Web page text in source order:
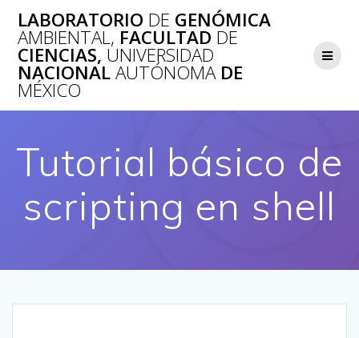
al
contenido
LABORATORIO DE GENÓMICA
AMBIENTAL, FACULTAD DE
CIENCIAS, UNIVERSIDAD
NACIONALAUTÓNOMADE
MÉXICO
Tutorial básico de
scripting en shell